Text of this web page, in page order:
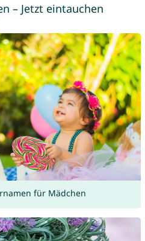
– Jetzt eintauchen
für Mädchen